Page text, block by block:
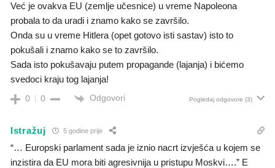
Već je ovakva EU (zemlje učesnice) u vreme Napoleona
probala to da uradi i znamo kako se završilo.
Onda su u vreme Hitlera (opet gotovo isti sastav) isto to
pokušali i znamo kako se to završilo.
Sada isto pokušavaju putem propagande (lajanja) i bićemo
svedoci kraju tog lajanja!
0 0 Odgovori Pogledaj odgovore (3)
Istražuj 5 godine prije
“… Europski parlament sada je iznio nacrt izvješća u kojem se
inzistira da EU mora biti agresivnija u pristupu Moskvi….” E